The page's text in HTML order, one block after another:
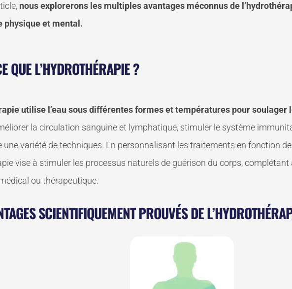
nous explorerons les multiples avantages méconnus de
physique et mental.
QUE L’HYDROTHÉRAPIE ?
utilise l’eau sous différentes formes et températures pour soulager
la circulation sanguine et lymphatique, stimuler le système
une variété de techniques. En personnalisant les traitements en fonction
vise à stimuler les processus naturels de guérison du corps, complétant
ou thérapeutique.
SCIENTIFIQUEMENT PROUVÉS DE